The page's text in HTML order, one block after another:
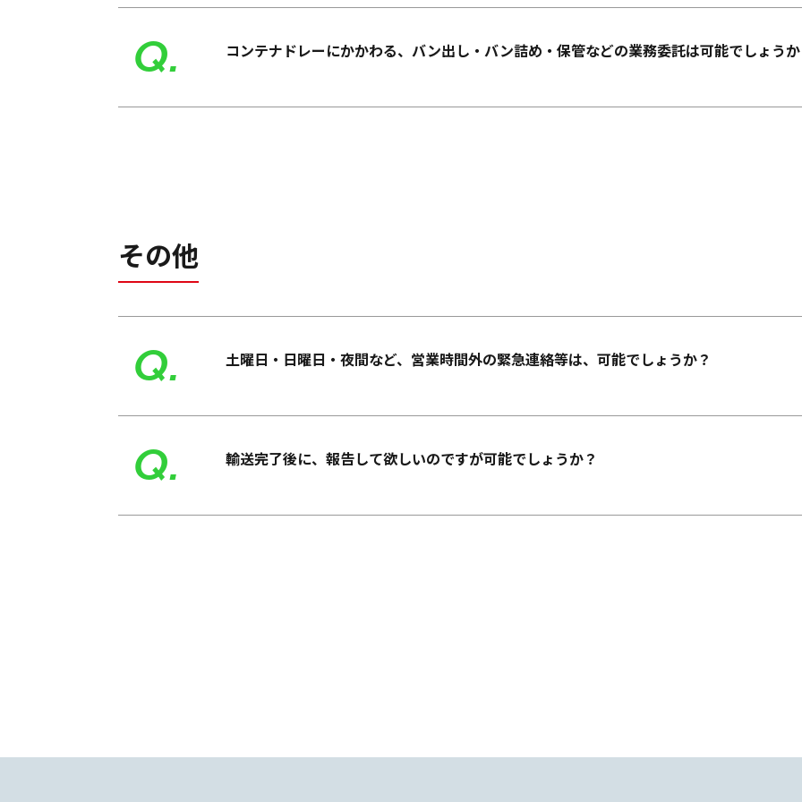
Q. コンテナドレーにかかわる、バン出し・バン詰め・保管などの業務委託は可能でしょう
その他
Q. 土曜日・日曜日・夜間など、営業時間外の緊急連絡等は、可能でしょうか？
Q. 輸送完了後に、報告して欲しいのですが可能でしょうか？